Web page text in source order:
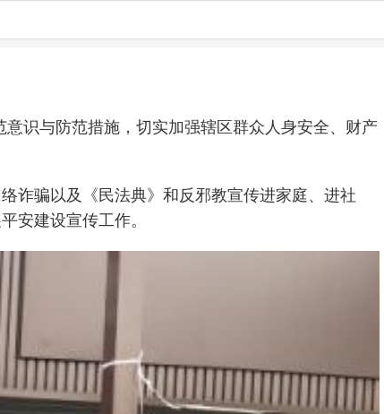
识与防范措施，切实加强辖区群众人身安全、财产
诈骗以及《民法典》和反邪教宣传进家庭、进社
安建设宣传工作。